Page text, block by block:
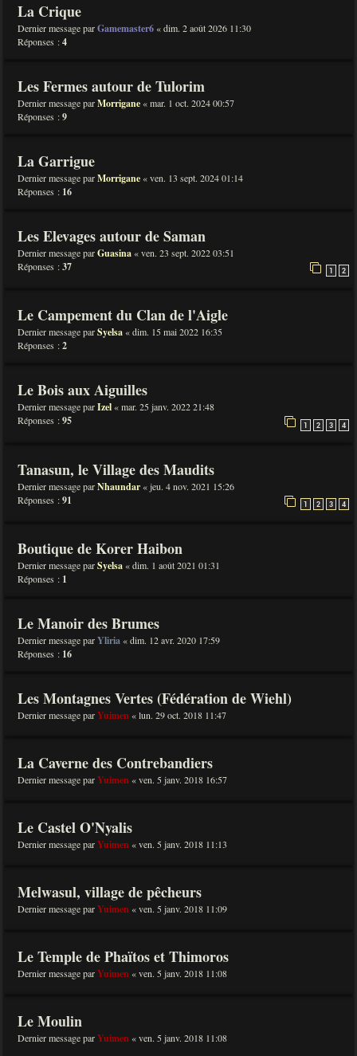
La Crique
Dernier message parGamemaster6 «dim. 2 août 2026 11:30
Réponses :4
Les Fermes autour de Tulorim
Dernier message parMorrigane «mar. 1 oct. 2024 00:57
Réponses :9
La Garrigue
Dernier message parMorrigane «ven. 13 sept. 2024 01:14
Réponses : 16
Les Elevages autour de Saman
Dernier message parGuasina «ven. 23 sept. 2022 03:51
Réponses :37 1 2
Le Campement du Clan de l'Aigle
Dernier message parSyelsa «dim. 15 mai 2022 16:35
Réponses :2
Le Bois aux Aiguilles
Dernier message parIzel «mar. 25 janv. 2022 21:48
Réponses :95 1 2 3 4
Tanasun, le Village des Maudits
Dernier message parNhaundar «jeu. 4 nov. 2021 15:26
Réponses :91 1 2 3 4
Boutique de Korer Haibon
Dernier message parSyelsa «dim. 1 août 2021 01:31
Réponses : 1
Le Manoir des Brumes
Dernier message parYliria «dim. 12 avr. 2020 17:59
Réponses : 16
Les Montagnes Vertes (Fédération de Wiehl)
Dernier message parYuimen «lun. 29 oct. 2018 11:47
La Caverne des Contrebandiers
Dernier message parYuimen «ven. 5 janv. 2018 16:57
Le Castel O'Nyalis
Dernier message parYuimen «ven. 5 janv. 2018 11:13
Melwasul, village de pêcheurs
Dernier message parYuimen «ven. 5 janv. 2018 11:09
Le Temple de Phaïtos et Thimoros
Dernier message parYuimen «ven. 5 janv. 2018 11:08
Le Moulin
Dernier message parYuimen «ven. 5 janv. 2018 11:08